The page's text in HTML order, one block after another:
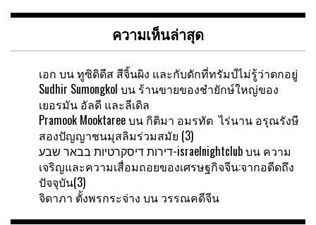
ความเห็นล่าสุด
เอก บนทูซิดิดีส สีจิ้นผิง และกับดักที่ทรัมป์ไม่รู้ว่าตกอยู่
Sudhir Sumongkol บน ร้านขายของชำยักษ์ใหญ่ของ
เยอรมัน อัลดี และลีเดิล
Pramook Mooktareeบน กิติมา อมรทัต ไร่นาน อรุณรังษี
สองปัญญาชนมุสลิมร่วมสมัย (3)
דירות דיסקרטיות בבאר שבע-israelnightclubบน ความ
เจริญและความเสื่อมถอยของเศรษฐกิจจีน:จากอดีดถึง
ปัจจุบัน(3)
จิดาภา ตั้งพรกระจ่าง บน วรรณคดีจีน